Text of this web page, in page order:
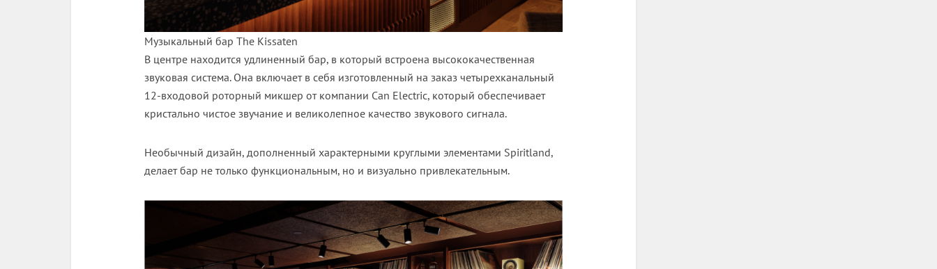
Музыкальный бар The Kissaten
В центре находится удлиненный бар, в который встроена высококачественная
звуковая система. Она включает в себя изготовленный на заказ четырехканальный
12-входовой роторный микшер от компании Can Electric, который обеспечивает
кристально чистое звучание и великолепное качество звукового сигнала.
Необычный дизайн, дополненный характерными круглыми элементами Spiritland,
делает бар не только функциональным, но и визуально привлекательным.